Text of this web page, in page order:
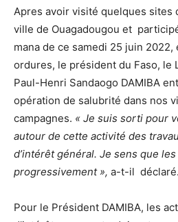
Apres avoir visité quelques sites
ville de Ouagadougou et
mana de ce samedi 25 juin 2022,
ordures, le président du Faso, le
Paul-Henri Sandaogo DAMIBA
opération de salubrité dans nos
campagnes. « Je suis sorti pour
autour de cette activité des
d’intérêt général. Je sens que
progressivement », a-t-il déclaré.
Pour le Président DAMIBA, les